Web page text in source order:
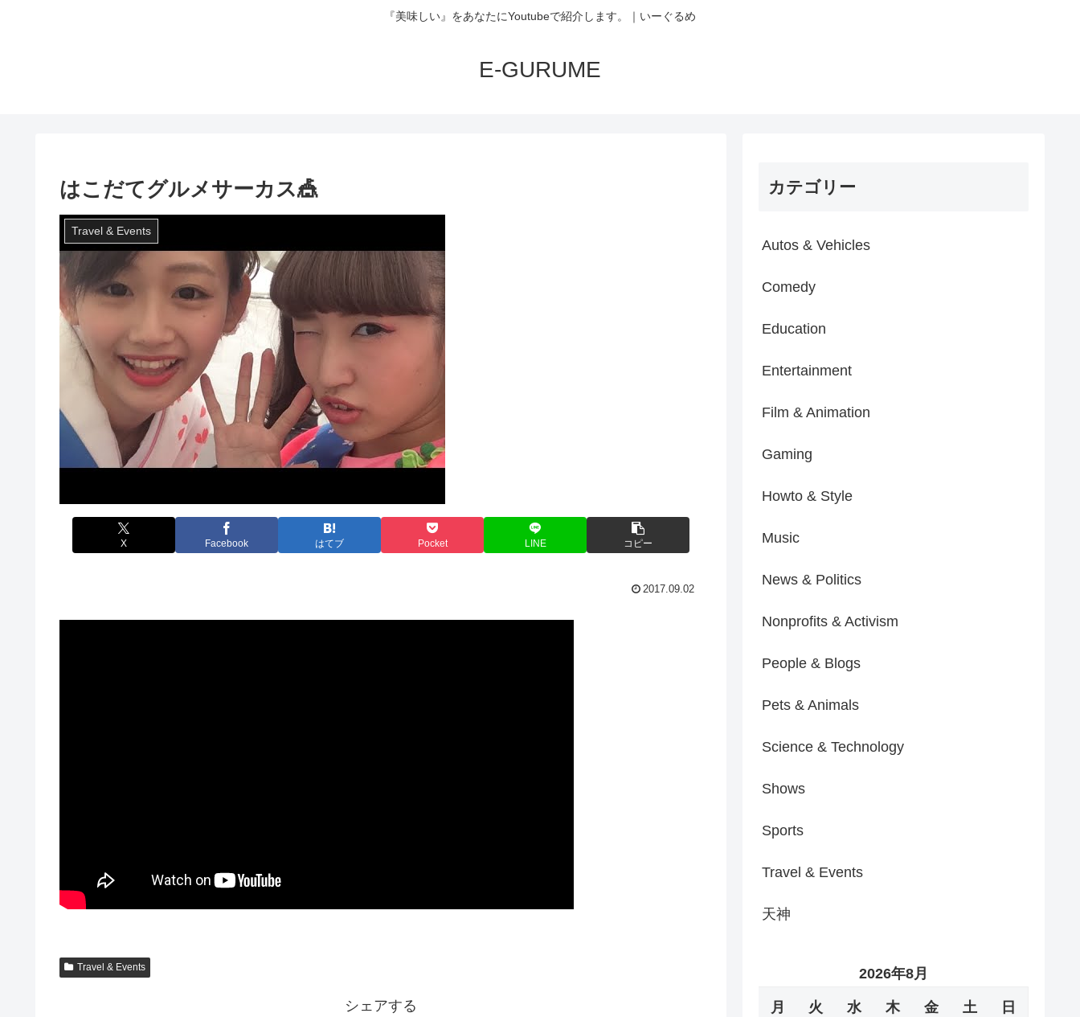
『美味しい』をあなたにYoutubeで紹介します。｜いーぐるめ
E-GURUME
はこだてグルメサーカス🎪
Travel & Events
X Facebook はてブ Pocket LINE コピー
2017.09.02
Travel & Events
シェアする
カテゴリー
Autos & Vehicles
Comedy
Education
Entertainment
Film & Animation
Gaming
Howto & Style
Music
News & Politics
Nonprofits & Activism
People & Blogs
Pets & Animals
Science & Technology
Shows
Sports
Travel & Events
天神
2026年8月
月 火 水 木 金 土 日